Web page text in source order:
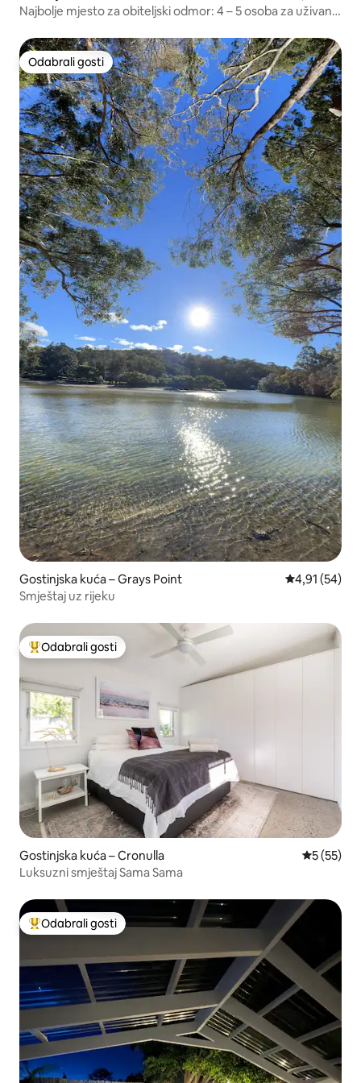
Najbolje mjesto za obiteljski odmor: 4 – 5 osoba za uživanje
Odabrali gosti
Odabrali gosti
Gostinjska kuća – Grays Point Prosječna
4,91 (54)
Smještaj uz rijeku
Među najviše rangiranima s oznakom „Odabrali gosti”
Odabrali gosti
Gostinjska kuća – Cronulla Prosječna
5 (55)
Luksuzni smještaj Sama Sama
Među najviše rangiranima s oznakom „Odabrali gosti”
Odabrali gosti